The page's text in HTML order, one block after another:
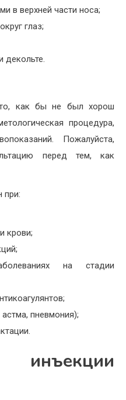
в верхней части носа;
глаз;
декольте.
как бы не был хорош
процедура,
Пожалуйста,
перед тем, как
при:
крови;
на стадии
пневмония);